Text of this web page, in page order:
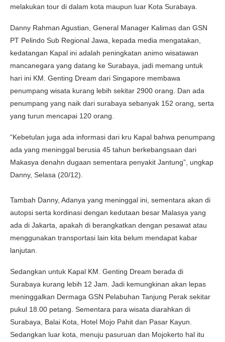
melakukan tour di dalam kota maupun luar Kota Surabaya.
Danny Rahman Agustian, General Manager Kalimas dan GSN
PT Pelindo Sub Regional Jawa, kepada media mengatakan,
kedatangan Kapal ini adalah peningkatan animo wisatawan
mancanegara yang datang ke Surabaya, jadi memang untuk
hari ini KM. Genting Dream dari Singapore membawa
penumpang wisata kurang lebih sekitar 2900 orang. Dan ada
penumpang yang naik dari surabaya sebanyak 152 orang, serta
yang turun mencapai 120 orang.
“Kebetulan juga ada informasi dari kru Kapal bahwa penumpang
ada yang meninggal berusia 45 tahun berkebangsaan dari
Makasya denahn dugaan sementara penyakit Jantung”, ungkap
Danny, Selasa (20/12).
Tambah Danny, Adanya yang meninggal ini, sementara akan di
autopsi serta kordinasi dengan kedutaan besar Malasya yang
ada di Jakarta, apakah di berangkatkan dengan pesawat atau
menggunakan transportasi lain kita belum mendapat kabar
lanjutan.
Sedangkan untuk Kapal KM. Genting Dream berada di
Surabaya kurang lebih 12 Jam. Jadi kemungkinan akan lepas
meninggalkan Dermaga GSN Pelabuhan Tanjung Perak sekitar
pukul 18.00 petang. Sementara para wisata diarahkan di
Surabaya, Balai Kota, Hotel Mojo Pahit dan Pasar Kayun.
Sedangkan luar kota, menuju pasuruan dan Mojokerto hal itu